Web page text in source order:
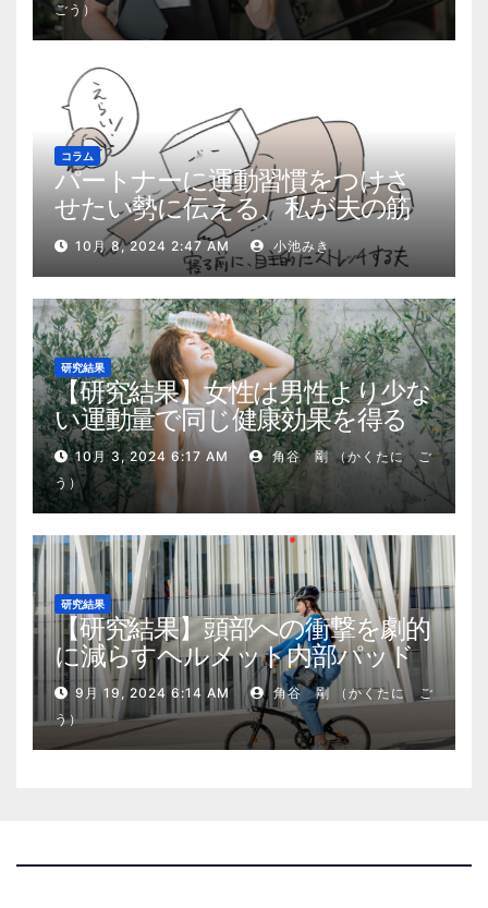
ごう）
コラム
パートナーに運動習慣をつけさ
せたい勢に伝える、私が夫の筋
肉量を2kg増やした5ステップ
10月 8, 2024 2:47 AM 小池みき
研究結果
【研究結果】女性は男性より少な
い運動量で同じ健康効果を得る
10月 3, 2024 6:17 AM
角谷 剛 （かくたに ご
う）
研究結果
【研究結果】頭部への衝撃を劇的
に減らすヘルメット内部パッド
9月 19, 2024 6:14 AM
角谷 剛 （かくたに ご
う）